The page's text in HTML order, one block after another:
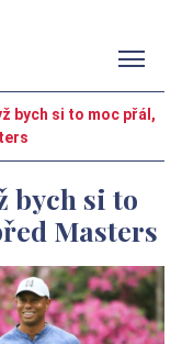
bych si to moc přál,
bych si to
Masters